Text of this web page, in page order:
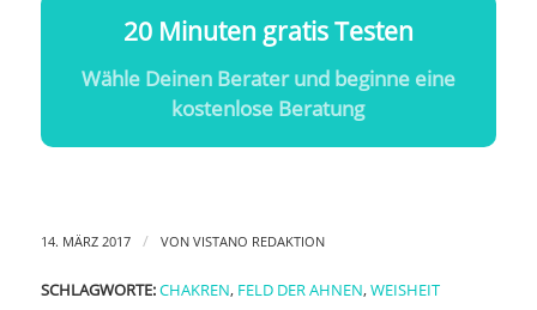
20 Minuten gratis Testen
Wähle Deinen Berater und beginne eine
kostenlose Beratung
14. MÄRZ 2017 / VON VISTANO REDAKTION
SCHLAGWORTE: CHAKREN, FELD DER AHNEN,WEISHEIT